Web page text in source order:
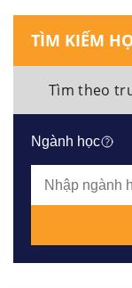
TÌM KIẾM
Tìm theo
Ngành học